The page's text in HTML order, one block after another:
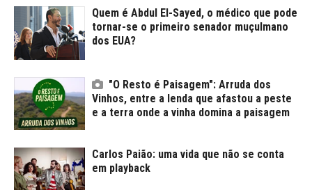
Quem é Abdul El-Sayed, o médico que pode
tornar-se o primeiro senador muçulmano
dos EUA?
"O Resto é Paisagem": Arruda dos
Vinhos, entre a lenda que afastou a peste
e a terra onde a vinha domina a paisagem
Carlos Paião: uma vida que não se conta
em playback